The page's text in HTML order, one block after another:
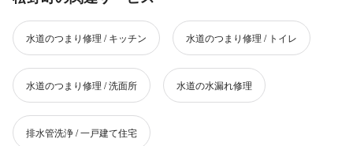
水道のつまり修理 / キッチン 水道のつまり修理 / トイレ
水道のつまり修理 / 洗面所 水道の水漏れ修理
排水管洗浄 / 一戸建て住宅